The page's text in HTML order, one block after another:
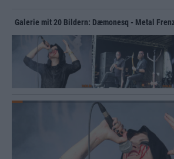
Galerie mit 20 Bildern: Dæmonesq - Metal